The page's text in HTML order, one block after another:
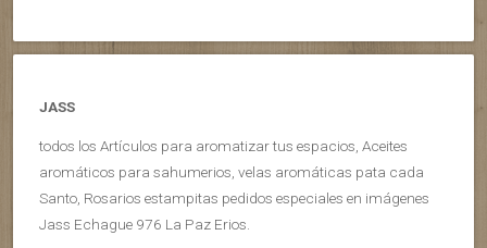
JASS
todos los Artículos para aromatizar tus espacios, Aceites
aromáticos para sahumerios, velas aromáticas pata cada
Santo, Rosarios estampitas pedidos especiales en imágenes
Jass Echague 976 La Paz Erios.